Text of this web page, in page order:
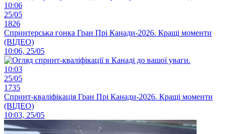
10:06
25/05
1826
Спринтерська гонка Гран Прі Канади-2026. Кращі моменти
(ВІДЕО)
10:06, 25/05
10:03
25/05
1735
Спринт-кваліфікація Гран Прі Канади-2026. Кращі моменти
(ВІДЕО)
10:03, 25/05